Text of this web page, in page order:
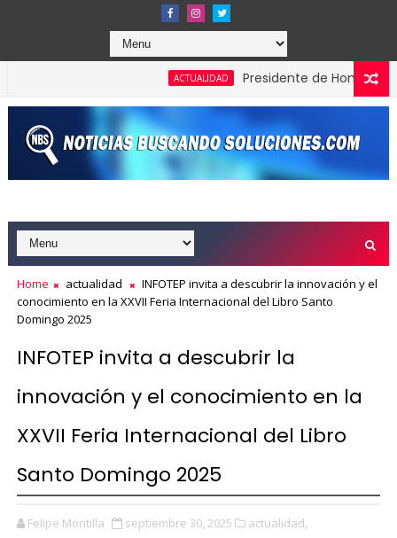
ACTUALIDAD Presidente de Honduras
Home actualidad
INFOTEP invita a descubrir la innovación y el
conocimiento en la XXVII Feria Internacional del Libro Santo
Domingo 2025
INFOTEP invita a descubrir la
innovación y el conocimiento en la
XXVII Feria Internacional del Libro
Santo Domingo 2025
Felipe Montilla septiembre 30, 2025 actualidad,